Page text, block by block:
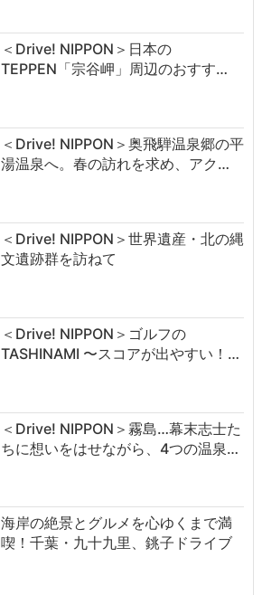
＜Drive! NIPPON＞日本の
TEPPEN「宗谷岬」周辺のおすす…
＜Drive! NIPPON＞奥飛騨温泉郷の平
湯温泉へ。春の訪れを求め、アク…
＜Drive! NIPPON＞世界遺産・北の縄
文遺跡群を訪ねて
＜Drive! NIPPON＞ゴルフの
TASHINAMI 〜スコアが出やすい！…
＜Drive! NIPPON＞霧島…幕末志士た
ちに想いをはせながら、4つの温泉…
海岸の絶景とグルメを心ゆくまで満
喫！千葉・九十九里、銚子ドライブ